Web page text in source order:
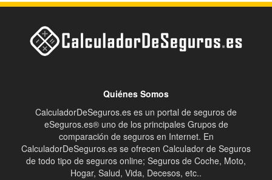
Quiénes Somos
CalculadorDeSeguros.es es un portal de seguros de
eSeguros.es® uno de los principales Grupos de
comparación de seguros en Internet. En
CalculadorDeSeguros.es se ofrecen Calculador de Seguros
de todo tipo de seguros online; Seguros de Coche, Moto,
Hogar, Salud, Vida, Decesos, etc..